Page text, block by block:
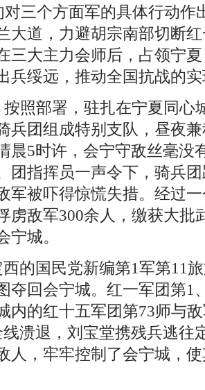
对三个方面军的具体行动作
大道，力避胡宗南部切断
三大主力会师后，占领宁
兵绥远，推动全国抗战的
部署，驻扎在宁夏同心
兵团组成特别支队，昼夜
晨5时许，会宁守敌丝毫没
团指挥员一声令下，骑兵
军被吓得惊慌失措。经过
虏敌军300余人，缴获大批
宁城。
国民党新编第1军第11旅
夺回会宁城。红一军团第1
内的红十五军团第73师与
溃退，刘宝堂携残兵逃往
人，牢牢控制了会宁城，